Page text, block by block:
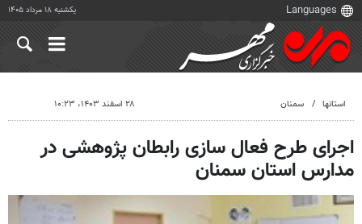
یکشنبه ۱۸ مرداد ۱۴۰۵
استانها سمنان ۲۸ اسفند ۱۴۰۳، ۱۰:۲۳
اجرای طرح فعال سازی رابطان پژوهشی در
مدارس استان سمنان